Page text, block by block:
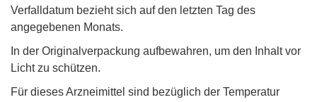
Verfalldatum bezieht sich auf den letzten Tag des
angegebenen Monats.
In der Originalverpackung aufbewahren, um den Inhalt vor
Licht zu schützen.
Für dieses Arzneimittel sind bezüglich der Temperatur